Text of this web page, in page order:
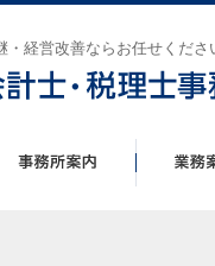
経営改善ならお任せくださ